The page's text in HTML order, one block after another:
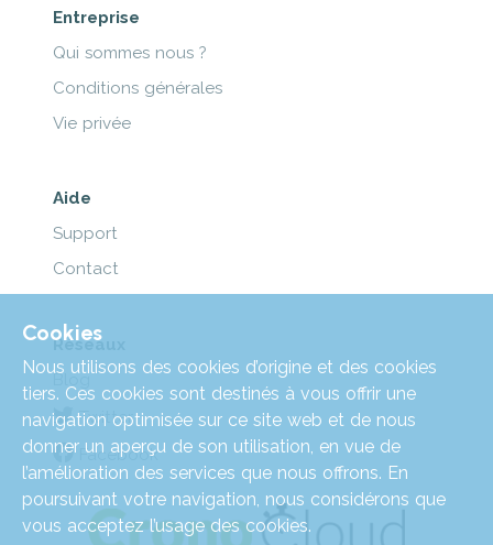
Cookies
Nous utilisons des cookies d’origine et des cookies
tiers. Ces cookies sont destinés à vous offrir une
navigation optimisée sur ce site web et de nous
donner un aperçu de son utilisation, en vue de
l’amélioration des services que nous offrons. En
poursuivant votre navigation, nous considérons que
vous acceptez l’usage des cookies.
Entreprise
Qui sommes nous ?
Conditions générales
Vie privée
Aide
Support
Contact
Réseaux
Blog
Twitter
Facebook